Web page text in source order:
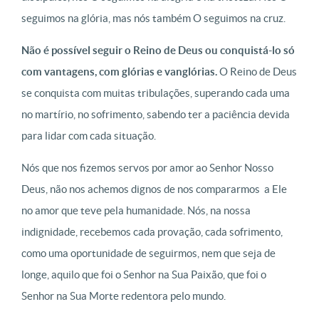
seguimos na glória, mas nós também O seguimos na cruz.
Não é possível seguir o Reino de Deus ou conquistá-lo só
com vantagens, com glórias e vanglórias.O Reino de Deus
se conquista com muitas tribulações, superando cada uma
no martírio, no sofrimento, sabendo ter a paciência devida
para lidar com cada situação.
Nós que nos fizemos servos por amor ao Senhor Nosso
Deus, não nos achemos dignos de nos compararmos a Ele
no amor que teve pela humanidade. Nós, na nossa
indignidade, recebemos cada provação, cada sofrimento,
como uma oportunidade de seguirmos, nem que seja de
longe, aquilo que foi o Senhor na Sua Paixão, que foi o
Senhor na Sua Morte redentora pelo mundo.